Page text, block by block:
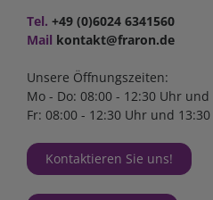
Tel. +49 (0)6024 6341560
Mail kontakt@fraron.de
Unsere Öffnungszeiten:
Mo - Do: 08:00 - 12:30 Uhr
Fr: 08:00 - 12:30 Uhr und
Kontaktieren Sie uns!